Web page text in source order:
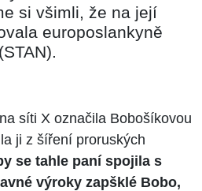
si všimli, že na její
europoslankyně
síti X označila Bobošíkovou
ji z šíření proruských
se tahle paní spojila s
výroky zapšklé Bobo,